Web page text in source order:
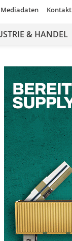
Mediadaten Kontakt
& HANDEL